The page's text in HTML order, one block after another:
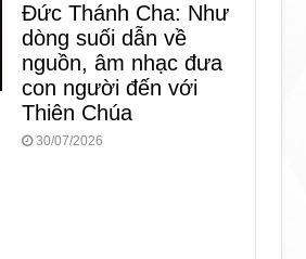
Đức Thánh Cha: Như
dòng suối dẫn về
nguồn, âm nhạc đưa
con người đến với
Thiên Chúa
30/07/2026